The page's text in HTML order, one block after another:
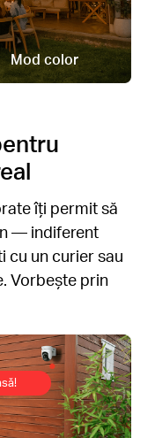
Mod color
îți permit să
— indiferent
cu un curier sau
Vorbește prin